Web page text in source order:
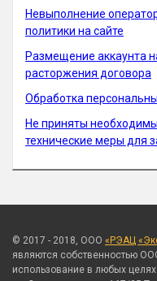
Невыполнение
политики на сайте
Размещение аккаунта
расторжения договора
Обработка
Не приняты
технические меры для
© 2017 - 2018, ООО «РЭАЦ
являются собственностью
использование в любых